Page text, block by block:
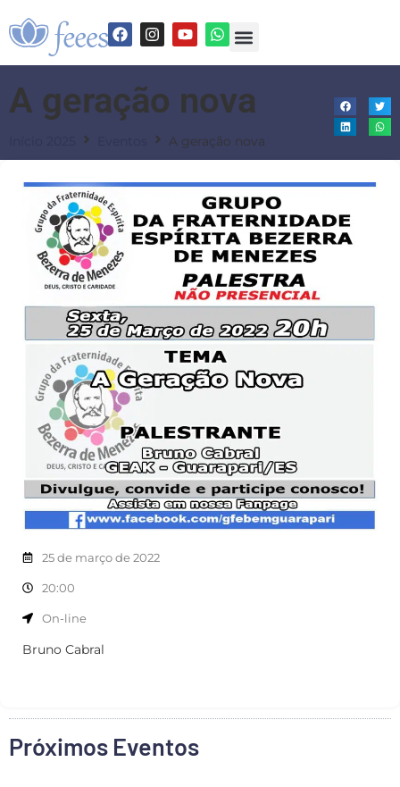
A geração nova
A geração nova
25 de março de 2022
20:00
On-line
Bruno Cabral
Próximos Eventos